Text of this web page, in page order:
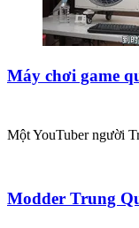
Máy chơi game
Một YouTuber người
Modder Trung